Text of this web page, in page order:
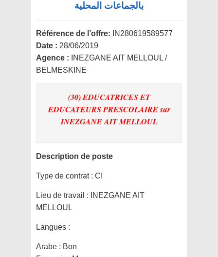
بالجماعات المحلية
Référence de l’offre: IN280619589577
Date : 28/06/2019
Agence :
INEZGANE AIT MELLOUL /
BELMESKINE
(30) EDUCATRICES ET
EDUCATEURS PRESCOLAIREsur
INEZGANE AIT MELLOUL
Description de poste
Type de contrat : CI
Lieu de travail : INEZGANE AIT
MELLOUL
Langues :
Arabe : Bon